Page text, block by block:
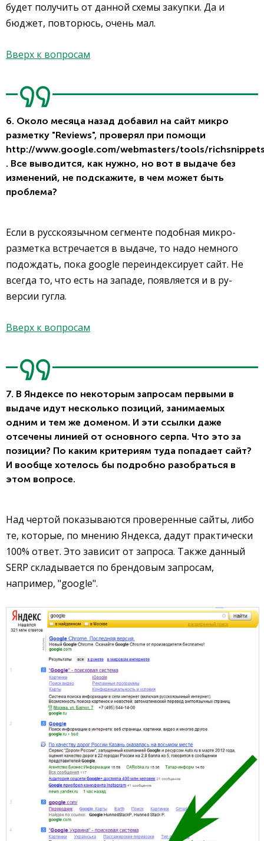
будет получить от данной схемы закупки. Да и
бюджет, повторюсь, очень мал.
Вверх к вопросам
6. Около месяца назад добавил на сайт микро
разметку "Reviews", проверял при помощи
http://www.google.com/webmasters/tools/
. Все выводится, как нужно, но вот в выдаче без
изменений, не подскажите, в чем может быть
проблема?
Если в русскоязычном сегменте подобная микро-
разметка встречается в выдаче, то надо немного
подождать, пока google переиндексирует сайт. Не
всегда то, что есть на западе, появляется и в ру-
версии гугла.
Вверх к вопросам
7. В Яндексе по некоторым запросам первыми в
выдаче идут несколько позиций, занимаемых
одним и тем же доменом. И эти ссылки даже
отсечены линией от основного серпа. Что это за
позиции? По каким критериям туда попадает сайт?
И вообще хотелось бы подробно разобраться в
этом вопросе.
Над чертой показываются проверенные сайты, либо
те, которые, по мнению Яндекса, дадут практически
100% ответ. Это зависит от запроса. Также данный
SERP складывается по брендовым запросам,
например, "google".